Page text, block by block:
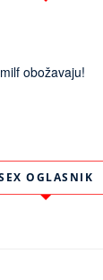
obožavaju!
OGLASNIK